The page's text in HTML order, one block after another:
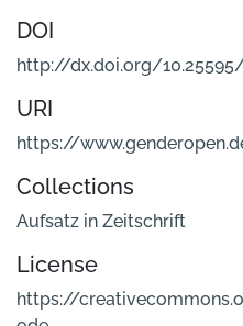
DOI
http://dx.doi.org/
URI
https://
Collections
Aufsatz in Zeitschrift
License
https://